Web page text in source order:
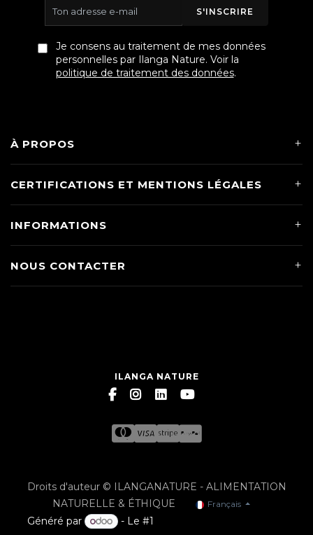
S'INSCRIRE
Je consens au traitement de mes données
personnelles par Ilanga Nature. Voir la
politique de traitement des données.
À PROPOS
CERTIFICATIONS ET MENTIONS LÉGALES
INFORMATIONS
NOUS CONTACTER
ILANGA NATURE
Droits d'auteur © ILANGANATURE - ALIMENTATION
NATURELLE & ÉTHIQUE
Français
Généré par - Le #1